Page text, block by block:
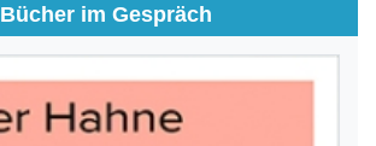
Bücher im Gespräch